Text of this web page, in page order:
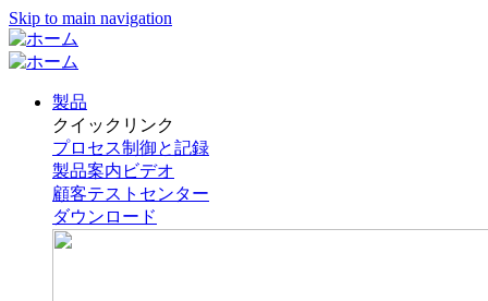
Skip to main navigation
製品
クイックリンク
プロセス制御と記録
製品案内ビデオ
顧客テストセンター
ダウンロード